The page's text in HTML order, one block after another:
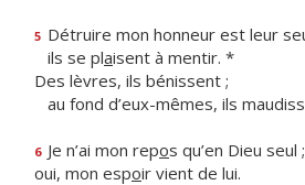
5 Détruire mon honneur est leur
ils se plaisent à mentir. *
Des lèvres, ils bénissent ;
au fond d’eux-mêmes, ils
6 Je n’ai mon repos qu’en Dieu seul ;
oui, mon espoir vient de lui.